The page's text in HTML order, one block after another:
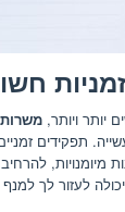
יותר ויותר, משרות
תפקידים
מיומנויות,